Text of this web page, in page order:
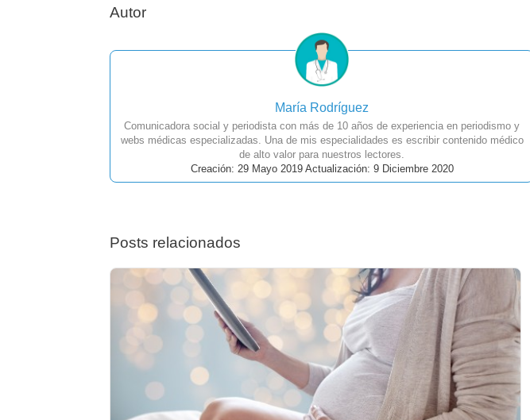
Autor
María Rodríguez
Comunicadora social y periodista con más de 10 años de experiencia en periodismo y
webs médicas especializadas. Una de mis especialidades es escribir contenido médico
de alto valor para nuestros lectores.
Creación: 29 Mayo 2019 Actualización: 9 Diciembre 2020
Posts relacionados